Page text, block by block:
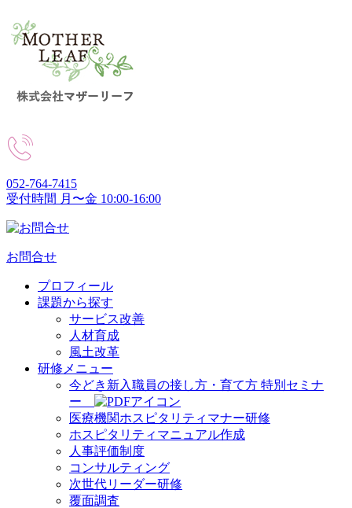
052-764-7415
受付時間 月〜金 10:00-16:00
お問合せ
プロフィール
課題から探す
サービス改善
人材育成
風土改革
研修メニュー
今どき新入職員の接し方・育て方 特別セミナ
ー
医療機関ホスピタリティマナー研修
ホスピタリティマニュアル作成
人事評価制度
コンサルティング
次世代リーダー研修
覆面調査